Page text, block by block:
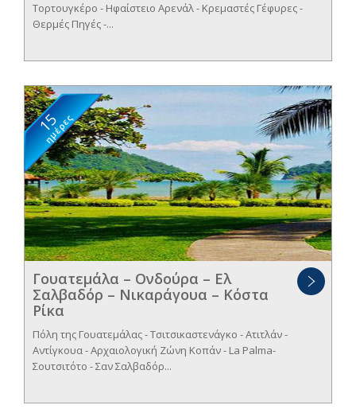
Τορτουγκέρο - Ηφαίστειο Αρενάλ - Κρεμαστές Γέφυρες -
Θερμές Πηγές -...
ημέρες
15
Γουατεμάλα – Ονδούρα – Ελ
Σαλβαδόρ – Νικαράγουα – Κόστα
Ρίκα
Πόλη της Γουατεμάλας - Τσιτσικαστενάγκο - Ατιτλάν -
Αντίγκουα - Αρχαιολογική Ζώνη Κοπάν - La Palma-
Σουτσιτότο - Σαν Σαλβαδόρ...